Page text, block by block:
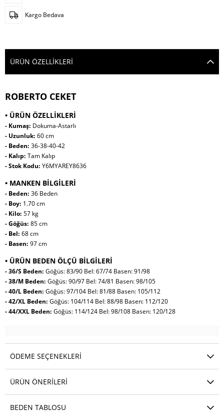
Kargo Bedava
ÜRÜN ÖZELLIKLERI
ROBERTO CEKET
• ÜRÜN ÖZELLİKLERİ
- Kumaş: Dokuma-Astarlı
- Uzunluk: 60 cm
- Beden: 36-38-40-42
- Kalıp: Tam Kalıp
- Stok Kodu: Y6MYAREY8636
• MANKEN BİLGİLERİ
- Beden: 36 Beden
- Boy: 1.70 cm
- Kilo: 57 kg
- Göğüs: 85 cm
- Bel: 68 cm
- Basen: 97 cm
• ÜRÜN BEDEN ÖLÇÜ BİLGİLERİ
- 36/S Beden: Göğüs: 83/90 Bel: 67/74 Basen: 91/98
- 38/M Beden: Göğüs: 90/97 Bel: 74/81 Basen: 98/105
- 40/L Beden: Göğüs: 97/104 Bel: 81/88 Basen: 105/112
- 42/XL Beden: Göğüs: 104/114 Bel: 88/98 Basen: 112/120
- 44/XXL Beden: Göğüs: 114/124 Bel: 98/108 Basen: 120/128
ÖDEME SEÇENEKLERI
ÜRÜN ÖNERILERI
BEDEN TABLOSU